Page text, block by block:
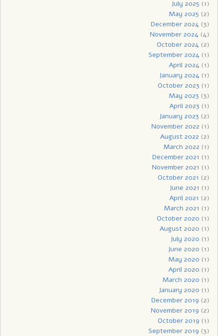
July 2025 (1)
May 2025 (2)
December 2024(3)
November 2024(4)
October 2024(2)
September 2024(1)
April 2024(1)
January 2024(1)
October 2023 (1)
May 2023 (3)
April 2023 (1)
January 2023 (2)
November 2022 (1)
August 2022 (2)
March 2022 (1)
December 2021 (1)
November 2021 (1)
October 2021 (2)
June 2021 (1)
April 2021 (2)
March 2021 (1)
October 2020 (1)
August 2020 (1)
July 2020 (1)
June 2020 (1)
May 2020 (1)
April 2020 (1)
March 2020 (1)
January 2020 (1)
December 2019 (2)
November 2019 (2)
October 2019 (1)
September 2019 (3)